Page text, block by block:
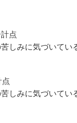
点
苦しみに気づいてい
点
苦しみに気づいてい